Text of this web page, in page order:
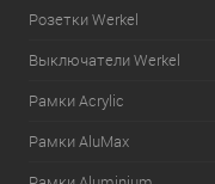
Розетки Werkel
Выключатели Werkel
Рамки Acrylic
Рамки AluMax